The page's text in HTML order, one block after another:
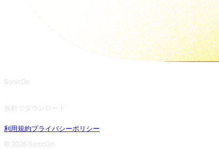
SonicOn
無料でダウンロード
利用規約プライバシーポリシー
© 2026 SonicOn